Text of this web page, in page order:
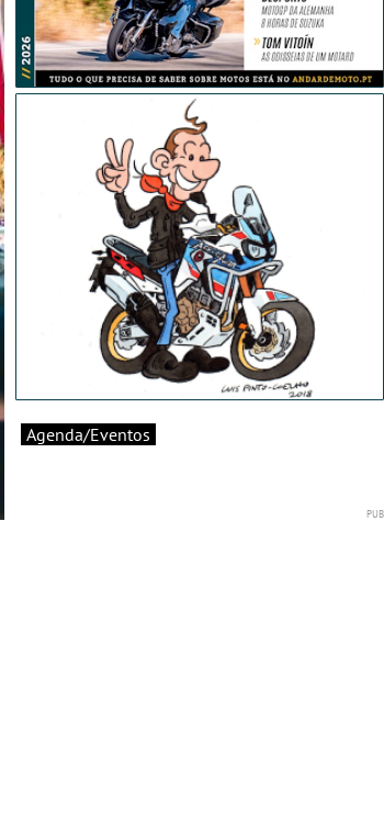
Agenda/Eventos